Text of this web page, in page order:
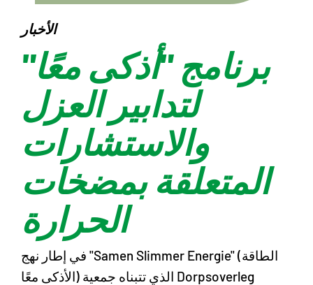
الأخبار
برنامج "أذكى معًا"
لتدابير العزل
والاستشارات
المتعلقة بمضخات
الحرارة
في إطار نهج "Samen Slimmer Energie" (الطاقة
الأذكى معًا) الذي تتبناه جمعية Dorpsoverleg